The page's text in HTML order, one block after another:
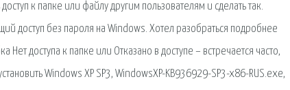
к папке или файлу другим пользователям и сделать так.
доступ без пароля на Windows. Хотел разобраться подробнее
доступа к папке или Отказано в доступе – встречается часто,
Windows XP SP3, WindowsXP-KB936929-SP3-x86-RUS.exe,